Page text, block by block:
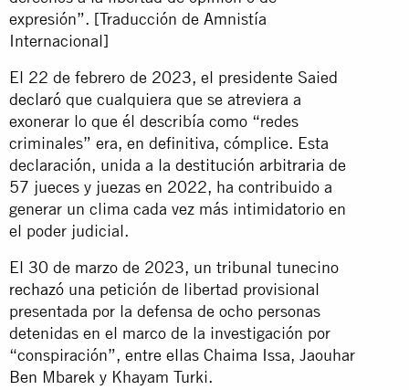
expresión”. [Traducción de Amnistía
Internacional]
El 22 de febrero de 2023, el presidente Saied
declaró que cualquiera que se atreviera a
exonerar lo que él describía como “redes
criminales” era, en definitiva, cómplice. Esta
declaración, unida a la destitución arbitraria de
57 jueces y juezas en 2022, ha contribuido a
generar un clima cada vez más intimidatorio en
el poder judicial.
El 30 de marzo de 2023, un tribunal tunecino
rechazó una petición de libertad provisional
presentada por la defensa de ocho personas
detenidas en el marco de la investigación por
“conspiración”, entre ellas Chaima Issa, Jaouhar
Ben Mbarek y Khayam Turki.